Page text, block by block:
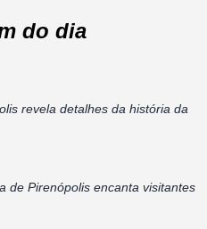
do dia
revela detalhes da história da
de Pirenópolis encanta visitantes